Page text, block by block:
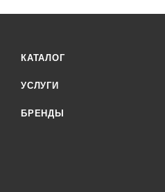
КАТАЛОГ
УСЛУГИ
БРЕНДЫ